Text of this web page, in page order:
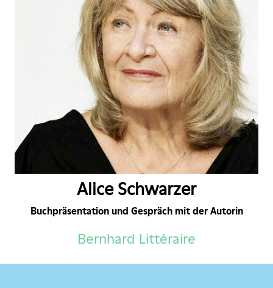
Alice Schwarzer
Buchpräsentation und Gespräch mit der Autorin
Bernhard Littéraire